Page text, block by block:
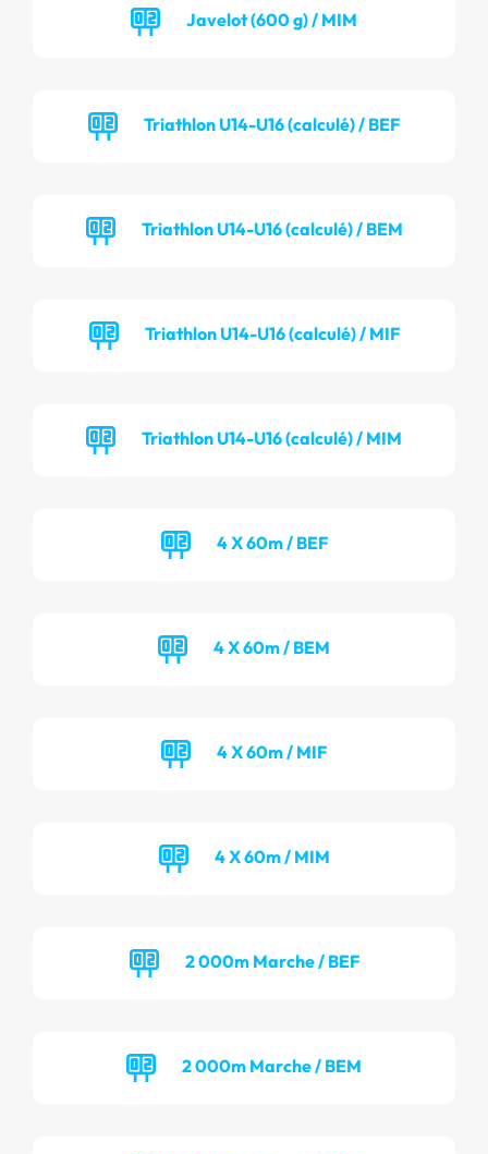
Javelot (600 g) / MIM
Triathlon U14-U16 (calculé) / BEF
Triathlon U14-U16 (calculé) / BEM
Triathlon U14-U16 (calculé) / MIF
Triathlon U14-U16 (calculé) / MIM
4 X 60m / BEF
4 X 60m / BEM
4 X 60m / MIF
4 X 60m / MIM
2 000m Marche / BEF
2 000m Marche / BEM